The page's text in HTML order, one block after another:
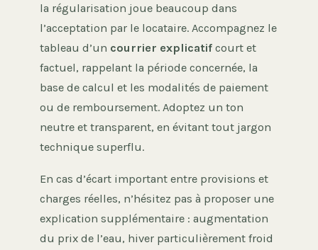
la régularisation joue beaucoup dans
l’acceptation par le locataire. Accompagnez le
tableau d’un courrier explicatif court et
factuel, rappelant la période concernée, la
base de calcul et les modalités de paiement
ou de remboursement. Adoptez un ton
neutre et transparent, en évitant tout jargon
technique superflu.
En cas d’écart important entre provisions et
charges réelles, n’hésitez pas à proposer une
explication supplémentaire : augmentation
du prix de l’eau, hiver particulièrement froid